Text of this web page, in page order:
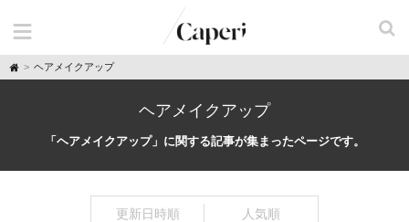
H
o
ヘアメイクアップ
ヘアメイクアップ
「ヘアメイクアップ」に関する記事が集まったページです。
更新日時順 人気順